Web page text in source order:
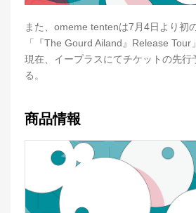
また、omeme tentenは7月4日より初
「『The Gourd Ailand』Release Tour
現在、イープラスにてチケットの先行
る。
商品情報